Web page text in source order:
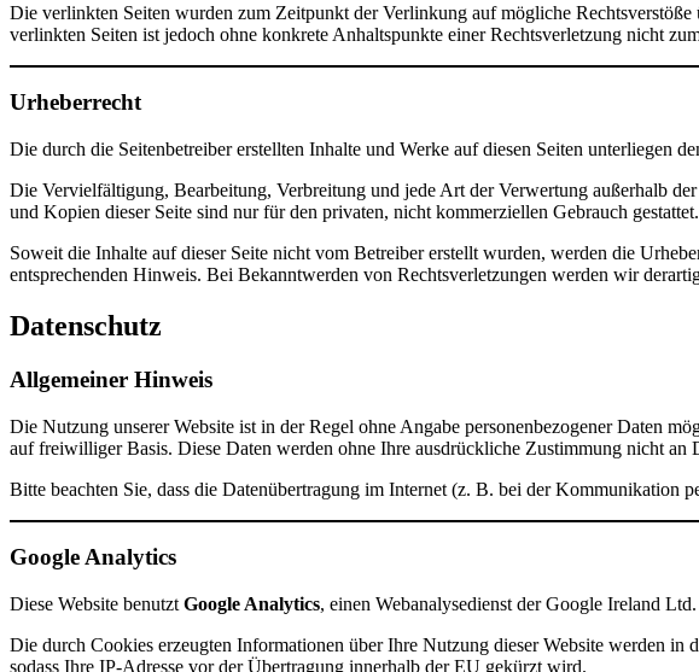
Die verlinkten Seiten wurden zum Zeitpunkt der Verlinkung auf mögliche
verlinkten Seiten ist jedoch ohne konkrete Anhaltspunkte einer Rechtsverletzung nicht
Urheberrecht
Die durch die Seitenbetreiber erstellten Inhalte und Werke auf diesen Seiten unterliegen
Die Vervielfältigung, Bearbeitung, Verbreitung und jede Art der Verwertung außerhalb
und Kopien dieser Seite sind nur für den privaten, nicht kommerziellen Gebrauch gestattet.
Soweit die Inhalte auf dieser Seite nicht vom Betreiber erstellt wurden, werden die
entsprechenden Hinweis. Bei Bekanntwerden von Rechtsverletzungen werden wir
Datenschutz
Allgemeiner Hinweis
Die Nutzung unserer Website ist in der Regel ohne Angabe personenbezogener Daten
auf freiwilliger Basis. Diese Daten werden ohne Ihre ausdrückliche Zustimmung nicht an
Bitte beachten Sie, dass die Datenübertragung im Internet (z. B. bei der
Google Analytics
Diese Website benutzt Google Analytics, einen Webanalysedienst der Google Ireland
Die durch Cookies erzeugten Informationen über Ihre Nutzung dieser Website werden
sodass Ihre IP-Adresse vor der Übertragung innerhalb der EU gekürzt wird.